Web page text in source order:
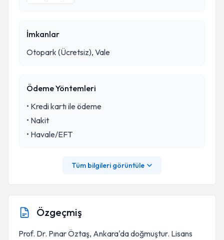
İmkanlar
Otopark (Ücretsiz), Vale
Ödeme Yöntemleri
• Kredi kartı ile ödeme
• Nakit
• Havale/EFT
Tüm bilgileri görüntüle
Özgeçmiş
Prof. Dr. Pınar Öztaş, Ankara'da doğmuştur. Lisans